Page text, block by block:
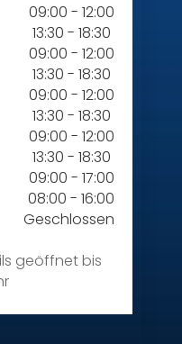
09:00 - 12:00
13:30 - 18:30
09:00 - 12:00
13:30 - 18:30
09:00 - 12:00
13:30 - 18:30
09:00 - 12:00
13:30 - 18:30
09:00 - 17:00
08:00 - 16:00
Geschlossen
geöffnet bis